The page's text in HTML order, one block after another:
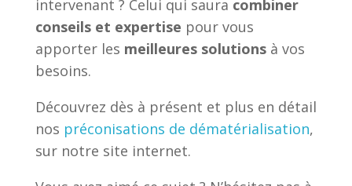
intervenant ? Celui qui saura combiner
conseils et expertise pour vous
apporter les meilleures solutionsà vos
besoins.
Découvrez dès à présent et plus en détail
nos préconisations de dématérialisation,
sur notre site internet.